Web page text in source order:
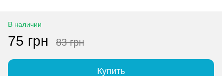
В наличии
75 грн 83 грн
Купить